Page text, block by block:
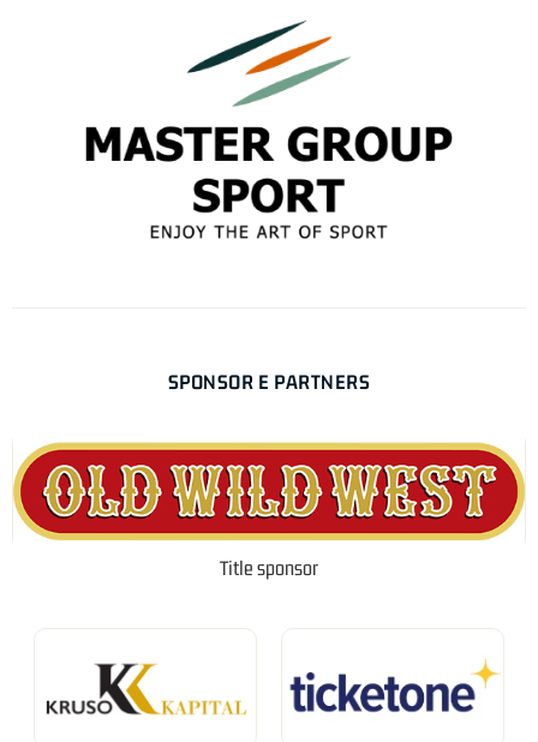
SPONSOR E PARTNERS
Title sponsor